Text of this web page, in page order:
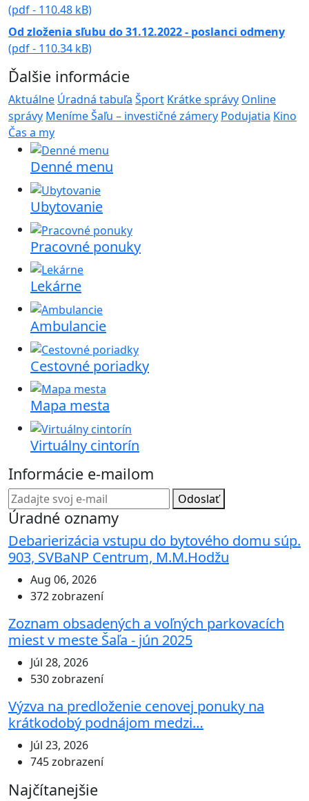
(pdf - 110.48 kB)
Od zloženia sľubu do 31.12.2022 - poslanci odmeny
(pdf - 110.34 kB)
Ďalšie informácie
Aktuálne Úradná tabuľa Šport Krátke správy Online
správy Meníme Šaľu – investičné zámery Podujatia Kino
Čas a my
Denné menu
Ubytovanie
Pracovné ponuky
Lekárne
Ambulancie
Cestovné poriadky
Mapa mesta
Virtuálny cintorín
Informácie e-mailom
Odoslať
Úradné oznamy
Debarierizácia vstupu do bytového domu súp.
903, SVBaNP Centrum, M.M.Hodžu
Aug 06, 2026
372 zobrazení
Zoznam obsadených a voľných parkovacích
miest v meste Šaľa - jún 2025
Júl 28, 2026
530 zobrazení
Výzva na predloženie cenovej ponuky na
krátkodobý podnájom medzi…
Júl 23, 2026
745 zobrazení
Najčítanejšie